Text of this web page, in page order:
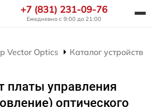
+7 (831) 231-09-76
Ежедневно с 9:00 до 21:00
Vector Optics Каталог устройств
платы управления
оптического